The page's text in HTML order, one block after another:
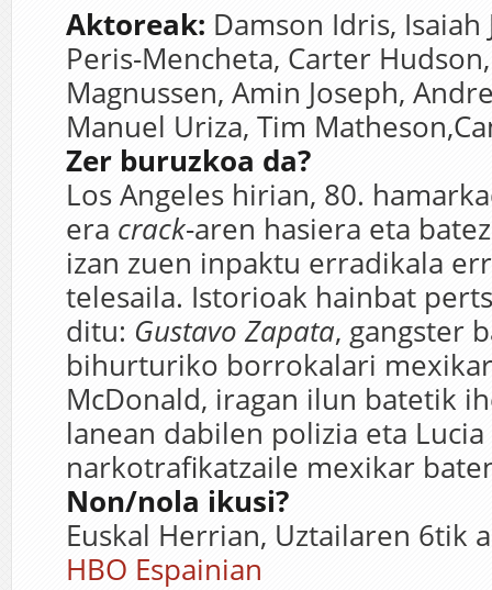
Aktoreak: Damson Idris, Isaiah
Peris-Mencheta, Carter Hudson,
Magnussen, Amin Joseph,
Manuel Uriza, Tim Matheson,
Zer buruzkoa da?
Los Angeles hirian, 80.
era crack-aren hasiera eta
izan zuen inpaktu erradikala
telesaila. Istorioak hainbat
ditu: Gustavo Zapata, gangster
bihurturiko borrokalari
McDonald, iragan ilun batetik
lanean dabilen polizia eta Lucia
narkotrafikatzaile mexikar
Non/nola ikusi?
Euskal Herrian, Uztailaren 6tik
HBO Espainian